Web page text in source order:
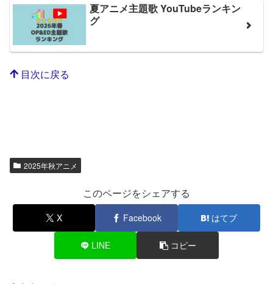
夏アニメ主題歌 YouTubeランキン
グ
目次に戻る
2025年秋アニメ
このページをシェアする
X Facebook はてブ
LINE コピー